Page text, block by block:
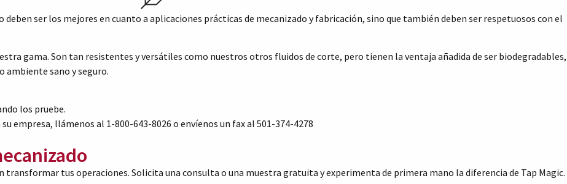
ser los mejores en cuanto a aplicaciones prácticas de mecanizado y fabricación, sino que también deben ser respetuosos con el
gama. Son tan resistentes y versátiles como nuestros otros fluidos de corte, pero tienen la ventaja añadida de ser biodegradables,
ambiente sano y seguro.
los pruebe.
empresa, llámenos al 1-800-643-8026 o envíenos un fax al 501-374-4278
transformar tus operaciones. Solicita una consulta o una muestra gratuita y experimenta de primera mano la diferencia de Tap Magic.